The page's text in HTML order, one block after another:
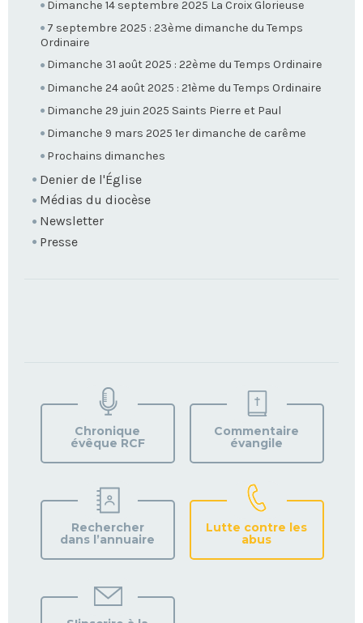
Dimanche 14 septembre 2025 La Croix Glorieuse
7 septembre 2025 : 23ème dimanche du Temps
Ordinaire
Dimanche 31 août 2025 : 22ème du Temps Ordinaire
Dimanche 24 août 2025 : 21ème du Temps Ordinaire
Dimanche 29 juin 2025 Saints Pierre et Paul
Dimanche 9 mars 2025 1er dimanche de carême
Prochains dimanches
Denier de l'Église
Médias du diocèse
Newsletter
Presse
VOTRE
PAROISSE
Chronique
évêque RCF
Commentaire
évangile
Rechercher
dans l’annuaire
Lutte contre les
abus